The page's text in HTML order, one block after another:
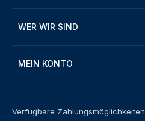
WER WIR SIND
MEIN KONTO
Verfügbare Zahlungsmöglichkeiten